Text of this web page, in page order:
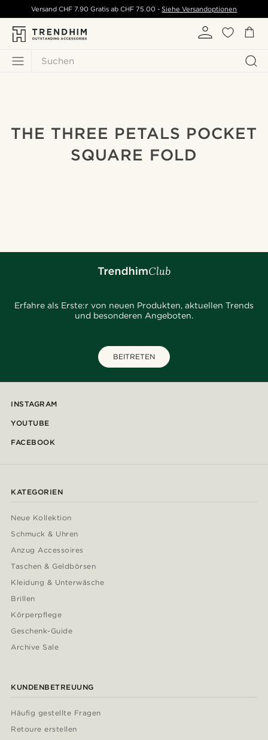
Suchen
Versand CHF 7.90 Gratis ab CHF 75.00 - Siehe Versandoptionen
THE THREE PETALS POCKET
SQUARE FOLD
Erfahre als Erste:r von neuen Produkten, aktuellen Trends
und besonderen Angeboten.
BEITRETEN
INSTAGRAM
YOUTUBE
FACEBOOK
KATEGORIEN
Neue Kollektion
Schmuck & Uhren
Anzug Accessoires
Taschen & Geldbörsen
Kleidung & Unterwäsche
Brillen
Körperpflege
Geschenk-Guide
Archive Sale
KUNDENBETREUUNG
Häufig gestellte Fragen
Retoure erstellen